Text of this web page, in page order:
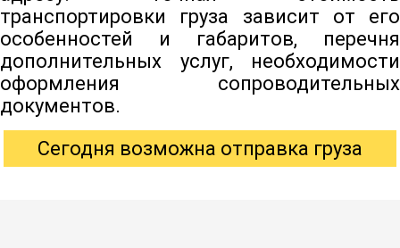
транспортировки груза зависит от его
особенностей и габаритов, перечня
дополнительных услуг, необходимости
оформления сопроводительных
документов.
Сегодня возможна отправка груза